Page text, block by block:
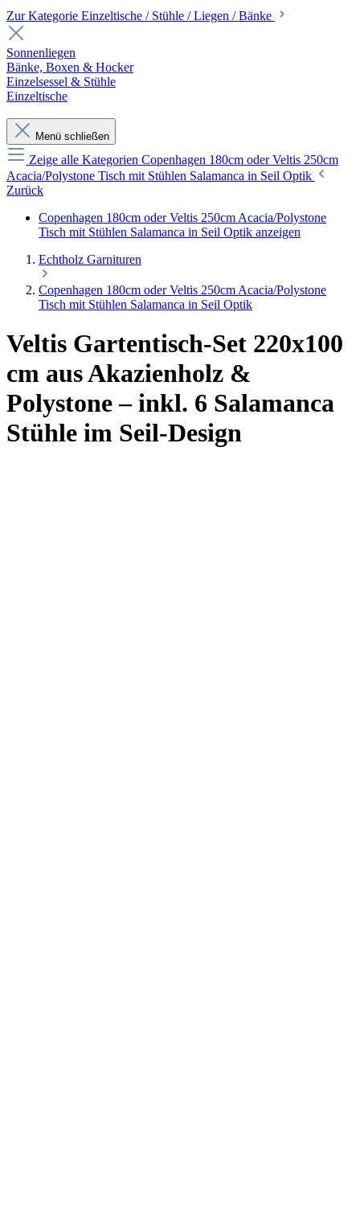
Zur Kategorie Einzeltische / Stühle / Liegen / Bänke
Sonnenliegen
Bänke, Boxen & Hocker
Einzelsessel & Stühle
Einzeltische
Menü schließen
Zeige alle Kategorien Copenhagen 180cm oder Veltis 250cm
Acacia/Polystone Tisch mit Stühlen Salamanca in Seil Optik
Zurück
Copenhagen 180cm oder Veltis 250cm Acacia/Polystone
Tisch mit Stühlen Salamanca in Seil Optik anzeigen
Echtholz Garnituren
Copenhagen 180cm oder Veltis 250cm Acacia/Polystone
Tisch mit Stühlen Salamanca in Seil Optik
Veltis Gartentisch-Set 220x100
cm aus Akazienholz &
Polystone – inkl. 6 Salamanca
Stühle im Seil-Design